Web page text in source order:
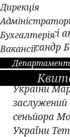
Дирекція
Бухгалтерія
Вакансії
Департамент
За словами
майже всі
Олександр
Мощар,
сеньйору
України
сеньйора
України